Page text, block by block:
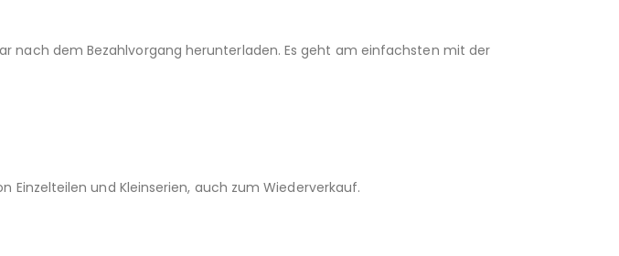
nach dem Bezahlvorgang herunterladen. Es geht am einfachsten mit der
und Kleinserien, auch zum Wiederverkauf.